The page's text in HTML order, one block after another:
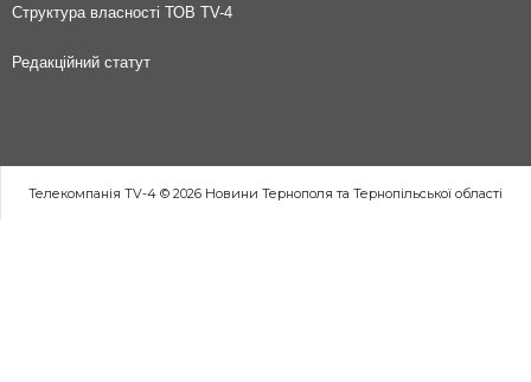
Структура власності ТОВ TV-4
Редакційний статут
Телекомпанія TV-4 © 2026 Новини Тернополя та Тернопільської області